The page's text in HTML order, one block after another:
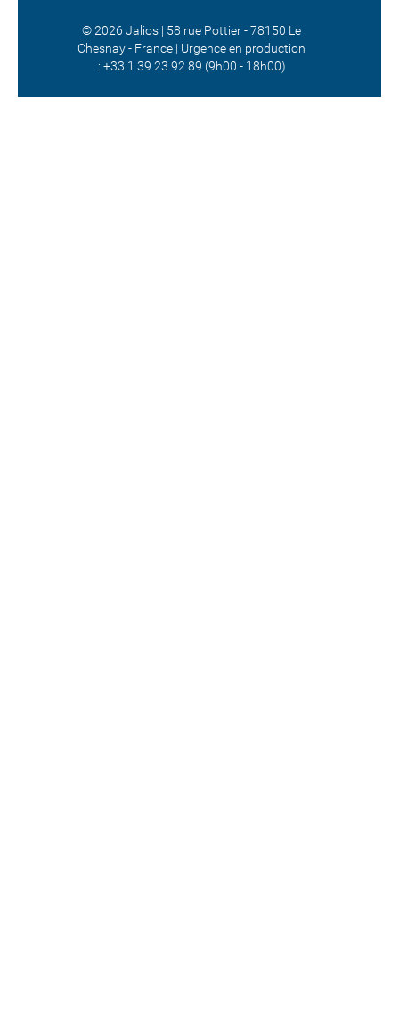
© 2026 Jalios | 58 rue Pottier - 78150 Le
Chesnay - France | Urgence en production
: +33 1 39 23 92 89 (9h00 - 18h00)